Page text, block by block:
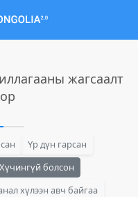
жагсаалт
Үр дүн гарсан
Хүчингүй болсон
хүлээн авч байгаа